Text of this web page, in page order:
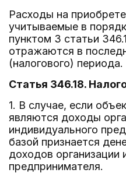
Расходы на
учитываемые в
пунктом 3 статьи
отражаются в
(налогового) периода.
Статья 346.18.
1. В случае, если
являются доходы
индивидуального
базой признается
доходов организации
предпринимателя.